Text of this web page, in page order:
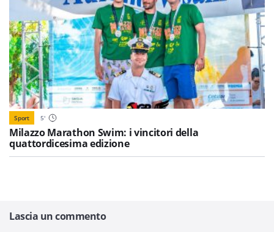
Sport 5'
Milazzo Marathon Swim: i vincitori della
quattordicesima edizione
Lascia un commento